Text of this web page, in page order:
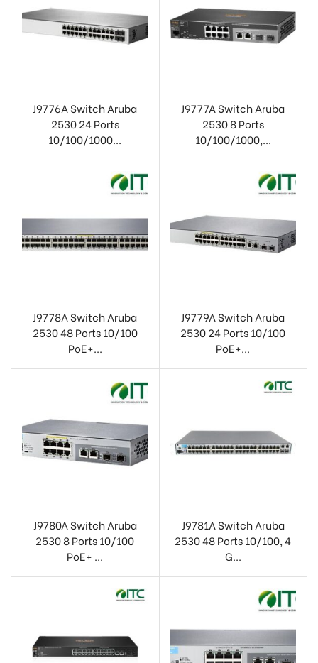
J9776A Switch Aruba
2530 24 Ports
10/100/1000...
J9777A Switch Aruba
2530 8 Ports
10/100/1000,...
J9778A Switch Aruba
2530 48 Ports 10/100
PoE+...
J9779A Switch Aruba
2530 24 Ports 10/100
PoE+...
J9780A Switch Aruba
2530 8 Ports 10/100
PoE+ ...
J9781A Switch Aruba
2530 48 Ports 10/100, 4
G...